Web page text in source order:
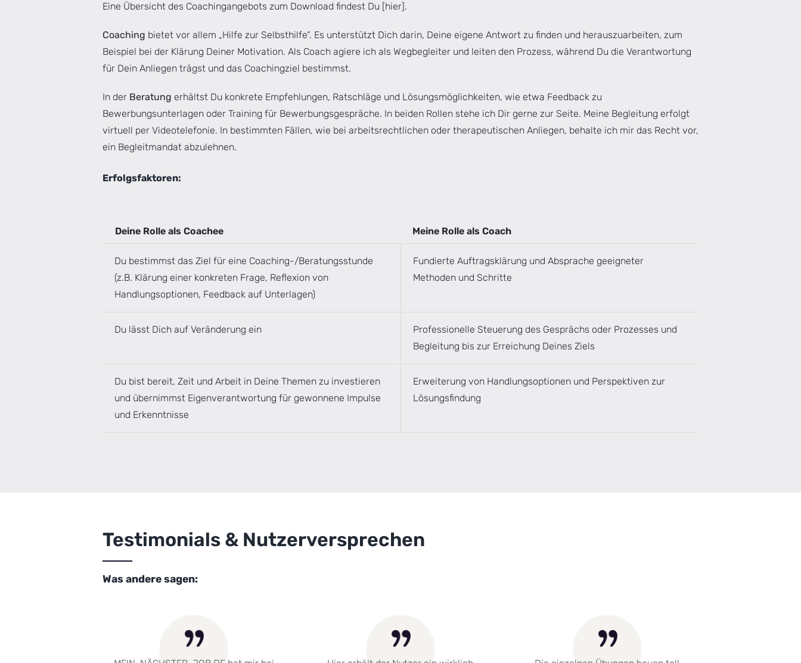
Eine Übersicht des Coachingangebots zum Download findest Du [hier].
Coaching bietet vor allem „Hilfe zur Selbsthilfe“. Es unterstützt Dich darin, Deine eigene Antwort zu finden und herauszuarbeiten, zum
Beispiel bei der Klärung Deiner Motivation. Als Coach agiere ich als Wegbegleiter und leiten den Prozess, während Du die Verantwortung
für Dein Anliegen trägst und das Coachingziel bestimmst.
In der Beratung erhältst Du konkrete Empfehlungen, Ratschläge und Lösungsmöglichkeiten, wie etwa Feedback zu
Bewerbungsunterlagen oder Training für Bewerbungsgespräche. In beiden Rollen stehe ich Dir gerne zur Seite. Meine Begleitung erfolgt
virtuell per Videotelefonie. In bestimmten Fällen, wie bei arbeitsrechtlichen oder therapeutischen Anliegen, behalte ich mir das Recht vor,
ein Begleitmandat abzulehnen.
Erfolgsfaktoren:
Deine Rolle als Coachee Meine Rolle als Coach
Du bestimmst das Ziel für eine Coaching-/Beratungsstunde
(z.B. Klärung einer konkreten Frage, Reflexion von
Handlungsoptionen, Feedback auf Unterlagen)
Fundierte Auftragsklärung und Absprache geeigneter
Methoden und Schritte
Du lässt Dich auf Veränderung ein
Professionelle Steuerung des Gesprächs oder Prozesses und
Begleitung bis zur Erreichung Deines Ziels
Du bist bereit, Zeit und Arbeit in Deine Themen zu investieren
und übernimmst Eigenverantwortung für gewonnene Impulse
und Erkenntnisse
Erweiterung von Handlungsoptionen und Perspektiven zur
Lösungsfindung
Testimonials & Nutzerversprechen
Was andere sagen: